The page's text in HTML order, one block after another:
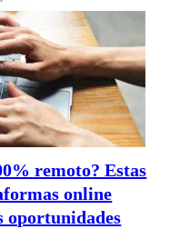
remoto? Estas
online
oportunidades